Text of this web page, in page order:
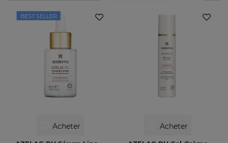
BEST SELLER
Acheter Acheter